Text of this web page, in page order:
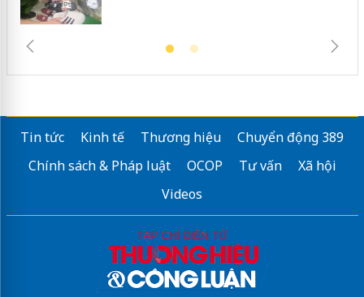
Tin tức Kinh tế Thương hiệu
Chuyển động 389
Chính sách & Pháp luật
OCOP Tư vấn
Xã hội
Videos